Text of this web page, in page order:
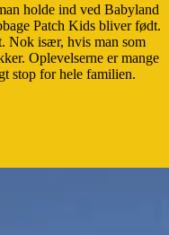
holde ind ved Babyland
Patch Kids bliver født.
Nok især, hvis man som
Oplevelserne er mange
stop for hele familien.